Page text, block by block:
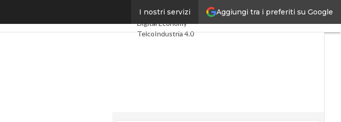
Aggiungi tra i preferiti su Google
I nostri servizi
Ultimi articoli
Digital Economy
TelcoIndustria 4.0